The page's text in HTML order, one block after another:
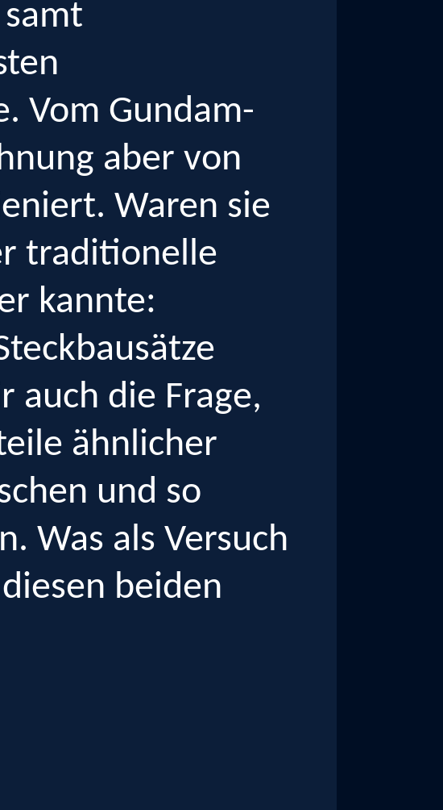
Vom Gundam-
aber von
Waren sie
traditionelle
kannte:
auch die Frage,
ähnlicher
und so
Was als Versuch
beiden